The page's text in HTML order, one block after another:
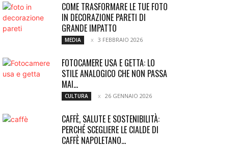
COME TRASFORMARE LE TUE FOTO
IN DECORAZIONE PARETI DI
GRANDE IMPATTO
MEDIA 3 FEBBRAIO 2026
FOTOCAMERE USA E GETTA: LO
STILE ANALOGICO CHE NON PASSA
MAI...
CULTURA 26 GENNAIO 2026
CAFFÈ, SALUTE E SOSTENIBILITÀ:
PERCHÉ SCEGLIERE LE CIALDE DI
CAFFÈ NAPOLETANO...